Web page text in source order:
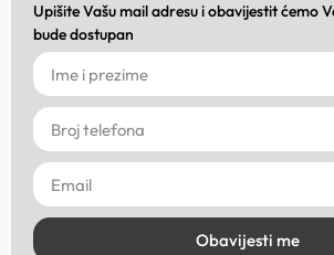
Upišite Vašu mail adresu i obavijestit ćemo
bude dostupan
Obavijesti me